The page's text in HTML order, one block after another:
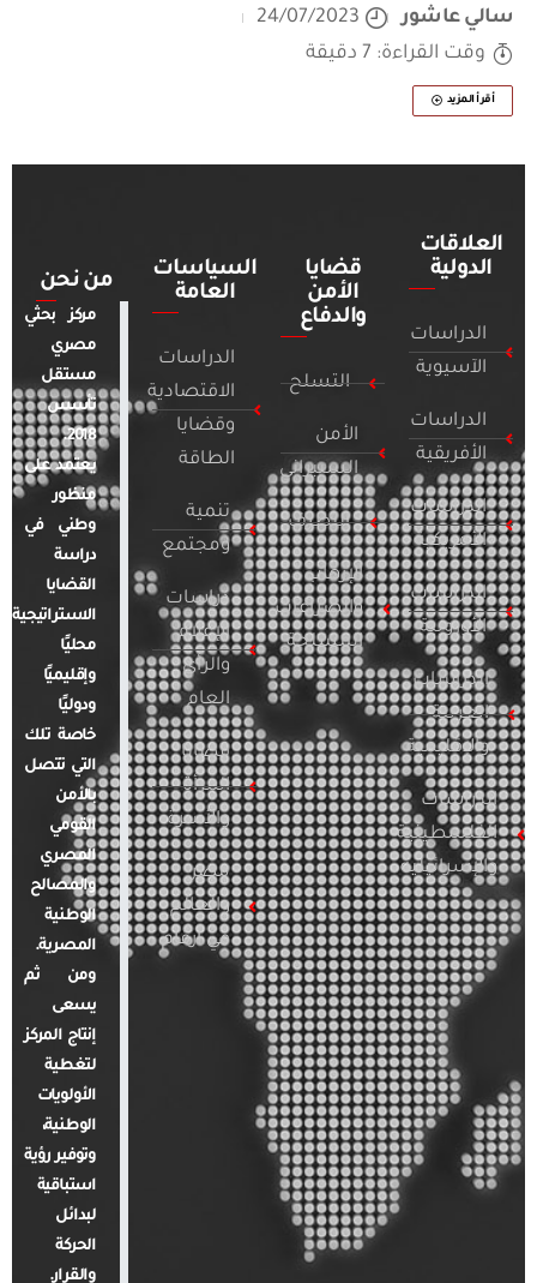
سالي عاشور
24/07/2023
وقت القراءة: 7 دقيقة
أقرأ المزيد
العلاقات
الدولية
الدراسات
الآسيوية
الدراسات
الأفريقية
الدراسات
الأمريكية
الدراسات
الأوروبية
الدراسات
العربية
والإقليمية
الدراسات
الفلسطينية
والإسرائيلية
قضايا
الأمن
والدفاع
التسلح
الأمن
السيبراني
التطرف
الإرهاب
والصراعات
المسلحة
السياسات
العامة
الدراسات
الاقتصادية
وقضايا
الطاقة
تنمية
ومجتمع
دراسات
الإعلام
والرأي
العام
قضايا
المرأة
والأسرة
مصر
والعالم
في أرقام
من نحن
مركز بحثي
مصري
مستقل
تأسس
2018.
يعتمد على
منظور
وطني في
دراسة
القضايا
الاستراتيجية
محليًا
وإقليميًا
ودوليًا
خاصة تلك
التي تتصل
بالأمن
القومي
المصري
والمصالح
الوطنية
المصرية.
ومن ثم
يسعى
إنتاج المركز
لتغطية
الأولويات
الوطنية،
وتوفير رؤية
استباقية
لبدائل
الحركة
والقرار.